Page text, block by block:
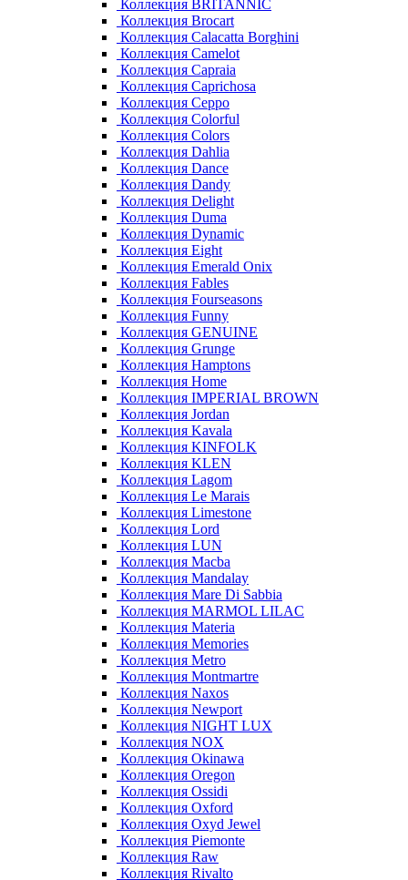
Коллекция BRITANNIC
Коллекция Brocart
Коллекция Calacatta Borghini
Коллекция Camelot
Коллекция Capraia
Коллекция Caprichosa
Коллекция Ceppo
Коллекция Colorful
Коллекция Colors
Коллекция Dahlia
Коллекция Dance
Коллекция Dandy
Коллекция Delight
Коллекция Duma
Коллекция Dynamic
Коллекция Eight
Коллекция Emerald Onix
Коллекция Fables
Коллекция Fourseasons
Коллекция Funny
Коллекция GENUINE
Коллекция Grunge
Коллекция Hamptons
Коллекция Home
Коллекция IMPERIAL BROWN
Коллекция Jordan
Коллекция Kavala
Коллекция KINFOLK
Коллекция KLEN
Коллекция Lagom
Коллекция Le Marais
Коллекция Limestone
Коллекция Lord
Коллекция LUN
Коллекция Macba
Коллекция Mandalay
Коллекция Mare Di Sabbia
Коллекция MARMOL LILAC
Коллекция Materia
Коллекция Memories
Коллекция Metro
Коллекция Montmartre
Коллекция Naxos
Коллекция Newport
Коллекция NIGHT LUX
Коллекция NOX
Коллекция Okinawa
Коллекция Oregon
Коллекция Ossidi
Коллекция Oxford
Коллекция Oxyd Jewel
Коллекция Piemonte
Коллекция Raw
Коллекция Rivalto